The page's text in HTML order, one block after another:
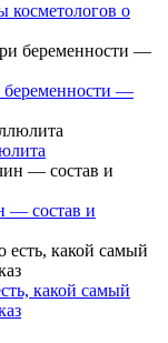
косметологов о
беременности —
— состав и
какой самый